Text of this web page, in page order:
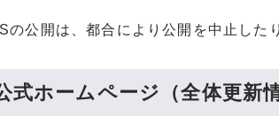
の公開は、都合により公開を中止した
式ホームページ（全体更新情